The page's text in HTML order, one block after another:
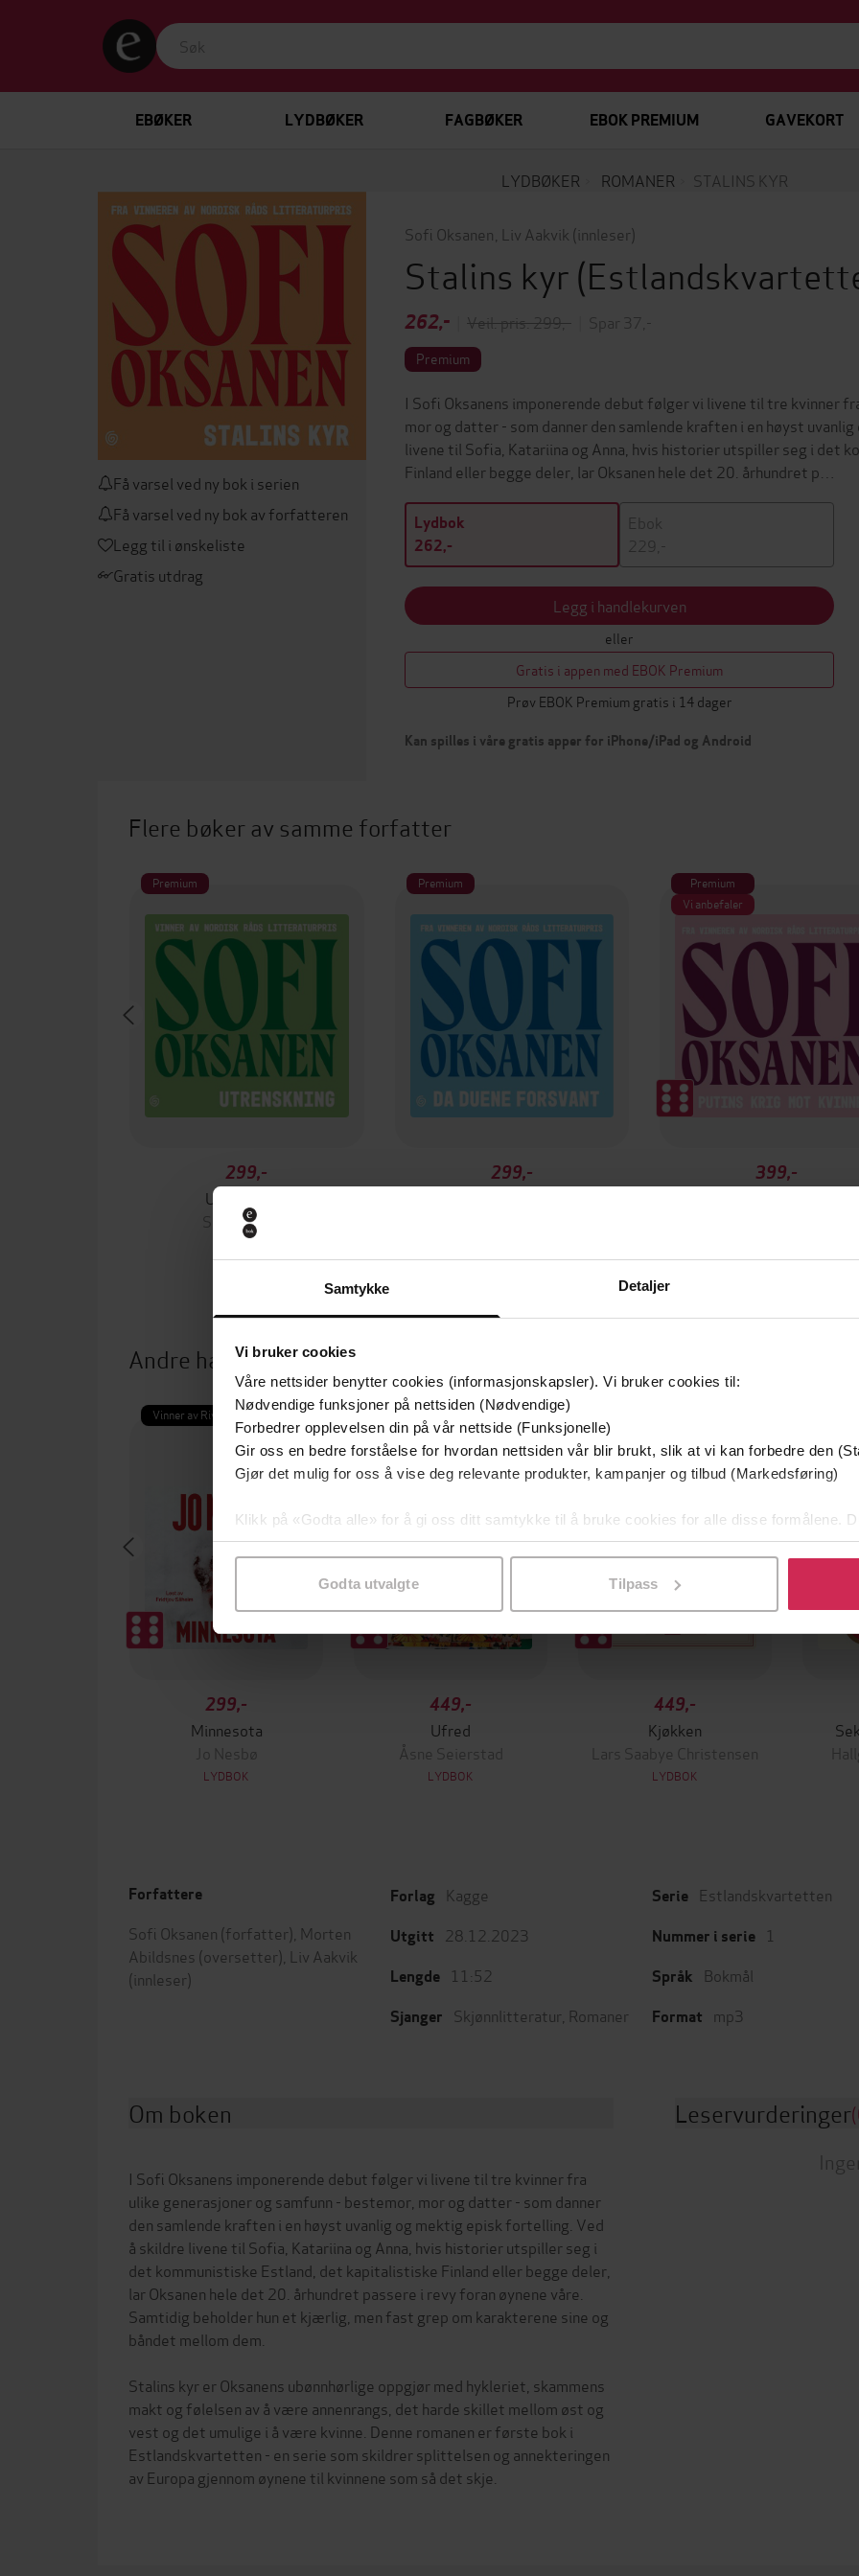
Samtykke Detaljer
Vi bruker cookies
Våre nettsider benytter cookies (informasjonskapsler). Vi bruker cookies til:
Nødvendige funksjoner på nettsiden (Nødvendige)
Forbedrer opplevelsen din på vår nettside (Funksjonelle)
Gir oss en bedre forståelse for hvordan nettsiden vår blir brukt, slik at vi kan forbedre den
Gjør det mulig for oss å vise deg relevante produkter, kampanjer og tilbud (Markedsføring)
Klikk på «Godta alle» for å gi oss ditt samtykke til å bruke cookies for alle disse formålene.
samtykke til spesifikke formål ved å klikke på «Tilpass». Du kan når som helst trekke
Godta utvalgte Tilpass
EBØKER LYDBØKER FAGBØKER EBOK PREMIUM GAVEKORT
LYDBØKER ROMANER STALINS KYR
Få varsel ved ny bok i serien
Få varsel ved ny bok av forfatteren
Legg til i ønskeliste
Gratis utdrag
Sofi Oksanen Liv Aakvik (innleser)
Stalins kyr
262,- Veil. pris: 299,- Spar 37,-
Premium
I Sofi Oksanens imponerende debut følger vi livene til tre kvinner
mor og datter - som danner den samlende kraften i en høyst
livene til Sofia, Katariina og Anna, hvis historier utspiller seg i det
Finland eller begge deler, lar Oksanen hele det 20. århundret p…
Lydbok
262,-
Ebok
229,-
Legg i handlekurven
eller
Gratis i appen med EBOK Premium
Prøv EBOK Premium gratis i 14 dager
Kan spilles i våre gratis apper for iPhone/iPad og Android
Flere bøker av samme forfatter
Premium
299,-
Utrenskning
Sofi Oksanen
LYDBOK
Premium
299,-
Premium
Vi anbefaler
399,-
Andre har også kjøpt
Vinner av Rivertonprisen
299,-
Minnesota
Jo Nesbø
LYDBOK
Vinner av Bokhandlerprisen 2025
Vinner av Brageprisen 2025
449,-
Ufred
Åsne Seierstad
LYDBOK
449,-
Kjøkken
Lars Saabye Christensen
LYDBOK
Forfattere
Sofi Oksanen (forfatter), Morten
Abildsnes (oversetter),
Liv Aakvik
(innleser)
Forlag Kagge
Utgitt 28.12.2023
Lengde 11:52
Sjanger Skjønnlitteratur Romaner
Serie Estlandskvartetten
Nummer i serie 1
Språk Bokmål
Format mp3
Om boken
I Sofi Oksanens imponerende debut følger vi livene til tre kvinner fra
ulike generasjoner og samfunn - bestemor, mor og datter - som danner
den samlende kraften i en høyst uvanlig og mektig episk fortelling. Ved
å skildre livene til Sofia, Katariina og Anna, hvis historier utspiller seg i
det kommunistiske Estland, det kapitalistiske Finland eller begge deler,
lar Oksanen hele det 20. århundret passere i revy foran øynene våre.
Samtidig beholder hun et kjærlig, men fast grep om karakterene sine og
båndet mellom dem.
Stalins kyr er Oksanens ubønnhørlige oppgjør med hykleriet, skammens
makt og følelsen av å være annenrangs, det harde skillet mellom øst og
vest og det umulige i å være kvinne. Denne romanen er første bok i
Estlandskvartetten - en serie som skildrer splittelsen og annekteringen
av Europa gjennom øynene til kvinnene som så det skje.
Leservurderinger